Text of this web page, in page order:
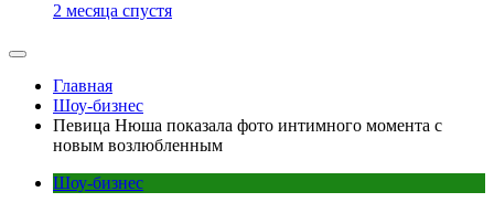
2 месяца спустя
Главная
Шоу-бизнес
Певица Нюша показала фото интимного момента с
новым возлюбленным
Шоу-бизнес